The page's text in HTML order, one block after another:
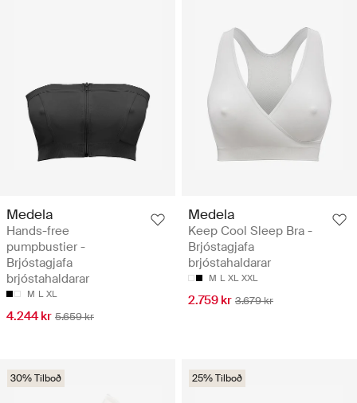
Medela
Hands-free
pumpbustier -
Brjóstagjafa
brjóstahaldarar
M L XL
4.244 kr 5.659 kr
Medela
Keep Cool Sleep Bra -
Brjóstagjafa
brjóstahaldarar
M L XL XXL
2.759 kr 3.679 kr
30% Tilboð 25% Tilboð